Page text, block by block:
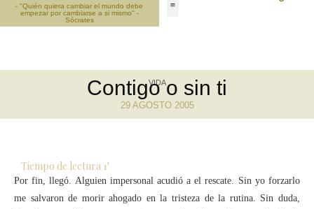
- "Quién quiera cambiar el mundo debe
empezar por cambiarse a si mismo" -
Sócrates
VIDA
Contigo o sin ti
29 AGOSTO 2005
Tiempo de lectura 1'
Por fin, llegó. Alguien impersonal acudió a el rescate. Sin yo forzarlo
me salvaron de morir ahogado en la tristeza de la rutina. Sin duda,